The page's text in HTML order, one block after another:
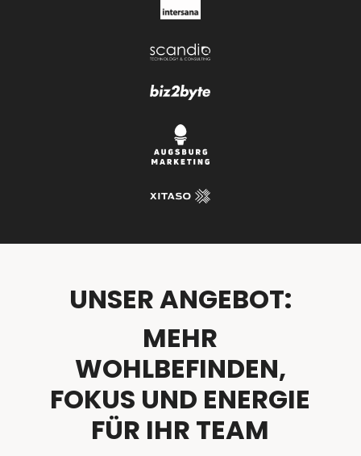
UNSER ANGEBOT:
MEHR
WOHLBEFINDEN,
FOKUS UND ENERGIE
FÜR IHR TEAM